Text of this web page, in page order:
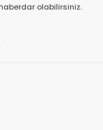
olabilirsiniz.